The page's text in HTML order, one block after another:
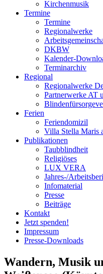
Kirchenmusik
Termine
Termine
Regionalwerke
DKBW
Kalender-
Terminarchiv
Regional
Regionalwerke
Partnerwerke AT
Ferien
Feriendomizil
Villa Stella Maris
Publikationen
Taubblindheit
Religiöses
LUX VERA
Jahres-/​
Infomaterial
Presse
Beiträge
Kontakt
Jetzt spenden!
Impressum
Presse-Downloads
Wandern, Musik